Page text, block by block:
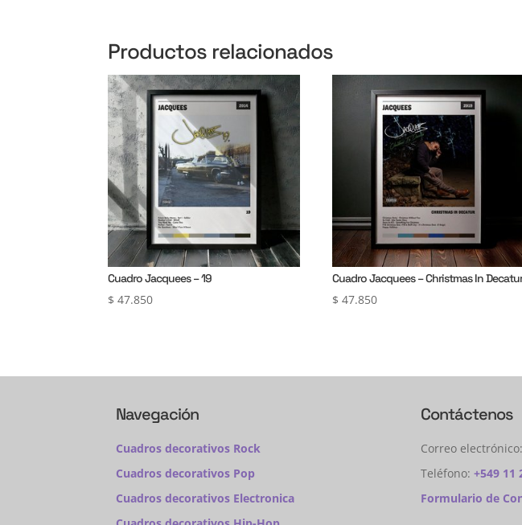
Productos relacionados
Cuadro Jacquees – 19
$ 47.850
Cuadro Jacquees – Christmas In
$ 47.850
Navegación
Cuadros decorativos Rock
Cuadros decorativos Pop
Cuadros decorativos Electronica
Contáctenos
Correo electrónico:
Teléfono: +549 11
Formulario de